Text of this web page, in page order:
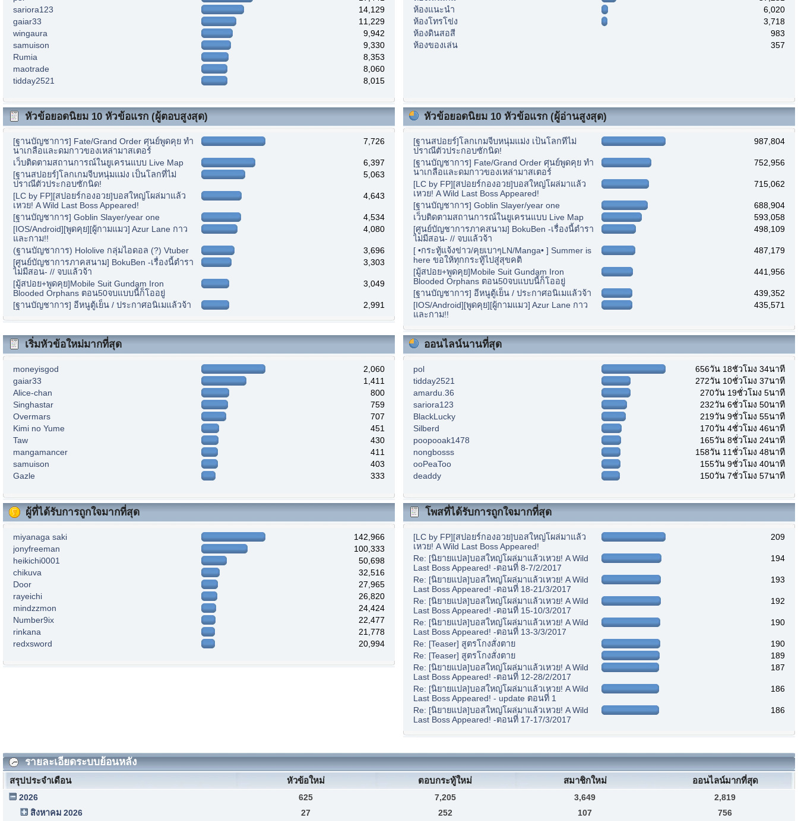
sariora123
14,129
gaiar33
11,229
wingaura
9,942
samuison
9,330
Rumia
8,353
maotrade
8,060
tidday2521
8,015
ห้องแนะนำ
6,020
ห้องโทรโข่ง
3,718
ห้องดินสอสี
983
ห้องของเล่น
357
หัวข้อยอดนิยม 10 หัวข้อแรก (ผู้ตอบสูงสุด)
[ฐานบัญชาการ] Fate/Grand Order ศุนย์พูดคุย ทำ
นาเกลือและดมกาวของเหล่ามาสเตอร์
7,726
เว็บติดตามสถานการณ์ในยูเครนแบบ Live Map
6,397
[ฐานสปอยร์]โลกเกมจีบหนุ่มแม่ง เป็นโลกที่ไม่
ปราณีตัวประกอบซักนิด!
5,063
[LC by FP][สปอยร์กองอวย]บอสใหญ่โผล่มาแล้ว
เหวย! A Wild Last Boss Appeared!
4,643
[ฐานบัญชาการ] Goblin Slayer/year one
4,534
[IOS/Android][พูดคุย][ผู้กามแมว] Azur Lane กาว
และกาม!!
4,080
(ฐานบัญชาการ) Hololive กลุ่มไอดอล (?) Vtuber
3,696
[ศูนย์บัญชาการภาคสนาม] BokuBen -เรื่องนี้ตำรา
ไม่มีสอน- // จบแล้วจ้า
3,303
[มู้สปอย+พูดคุย]Mobile Suit Gundam Iron
Blooded Orphans ตอน50จบแบบนี้ก็โออยู่
3,049
[ฐานบัญชาการ] อีหนูตู้เย็น / ประกาศอนิเมแล้วจ้า 2,991
หัวข้อยอดนิยม 10 หัวข้อแรก (ผู้อ่านสูงสุด)
[ฐานสปอยร์]โลกเกมจีบหนุ่มแม่ง เป็นโลกที่ไม่
ปราณีตัวประกอบซักนิด!
987,804
[ฐานบัญชาการ] Fate/Grand Order ศุนย์พูดคุย ทำ
นาเกลือและดมกาวของเหล่ามาสเตอร์
752,956
[LC by FP][สปอยร์กองอวย]บอสใหญ่โผล่มาแล้ว
เหวย! A Wild Last Boss Appeared!
715,062
[ฐานบัญชาการ] Goblin Slayer/year one
688,904
เว็บติดตามสถานการณ์ในยูเครนแบบ Live Map
593,058
[ศูนย์บัญชาการภาคสนาม] BokuBen -เรื่องนี้ตำรา
ไม่มีสอน- // จบแล้วจ้า
498,109
[ •กระทู้แจ้งข่าว/คุยเบาๆLN/Manga• ] Summer is
here ขอให้ทุกกระทู้ไปสู่สุขคติ
487,179
[มู้สปอย+พูดคุย]Mobile Suit Gundam Iron
Blooded Orphans ตอน50จบแบบนี้ก็โออยู่
441,956
[ฐานบัญชาการ] อีหนูตู้เย็น / ประกาศอนิเมแล้วจ้า
439,352
[IOS/Android][พูดคุย][ผู้กามแมว] Azur Lane กาว
และกาม!!
435,571
เริ่มหัวข้อใหม่มากที่สุด
moneyisgod
2,060
gaiar33
1,411
Alice-chan
800
Singhastar
759
Overmars
707
Kimi no Yume
451
Taw
430
mangamancer
411
samuison
403
Gazle
333
ออนไลน์นานที่สุด
pol
656วัน 18ชั่วโมง 34นาที
tidday2521
272วัน 10ชั่วโมง 37นาที
amardu.36
270วัน 19ชั่วโมง 5นาที
sariora123
232วัน 6ชั่วโมง 50นาที
BlackLucky
219วัน 9ชั่วโมง 55นาที
Silberd
170วัน 4ชั่วโมง 46นาที
poopooak1478
165วัน 8ชั่วโมง 24นาที
nongbosss
158วัน 11ชั่วโมง 48นาที
ooPeaToo
155วัน 9ชั่วโมง 40นาที
deaddy
150วัน 7ชั่วโมง 57นาที
ผู้ที่ได้รับการถูกใจมากที่สุด
miyanaga saki
142,966
jonyfreeman
100,333
heikichi0001
50,698
chikuva
32,516
Door
27,965
rayeichi
26,820
mindzzmon
24,424
Number9ix
22,477
rinkana
21,778
redxsword
20,994
โพสที่ได้รับการถูกใจมากที่สุด
[LC by FP][สปอยร์กองอวย]บอสใหญ่โผล่มาแล้ว
เหวย! A Wild Last Boss Appeared!
209
Re: [นิยายแปล]บอสใหญ่โผล่มาแล้วเหวย! A Wild
Last Boss Appeared! -ตอนที่ 8-7/2/2017
194
Re: [นิยายแปล]บอสใหญ่โผล่มาแล้วเหวย! A Wild
Last Boss Appeared! -ตอนที่ 18-21/3/2017
193
Re: [นิยายแปล]บอสใหญ่โผล่มาแล้วเหวย! A Wild
Last Boss Appeared! -ตอนที่ 15-10/3/2017
192
Re: [นิยายแปล]บอสใหญ่โผล่มาแล้วเหวย! A Wild
Last Boss Appeared! -ตอนที่ 13-3/3/2017
190
Re: [Teaser] สูตรโกงสั่งตาย
190
Re: [Teaser] สูตรโกงสั่งตาย
189
Re: [นิยายแปล]บอสใหญ่โผล่มาแล้วเหวย! A Wild
Last Boss Appeared! -ตอนที่ 12-28/2/2017
187
Re: [นิยายแปล]บอสใหญ่โผล่มาแล้วเหวย! A Wild
Last Boss Appeared! - update ตอนที่ 1
186
Re: [นิยายแปล]บอสใหญ่โผล่มาแล้วเหวย! A Wild
Last Boss Appeared! -ตอนที่ 17-17/3/2017
186
รายละเอียดระบบย้อนหลัง
สรุปประจำเดือน หัวข้อใหม่ ตอบกระทู้ใหม่ สมาชิกใหม่ ออนไลน์มากที่สุด
2026 625 7,205 3,649
2,819
สิงหาคม 2026
27 252 107
756